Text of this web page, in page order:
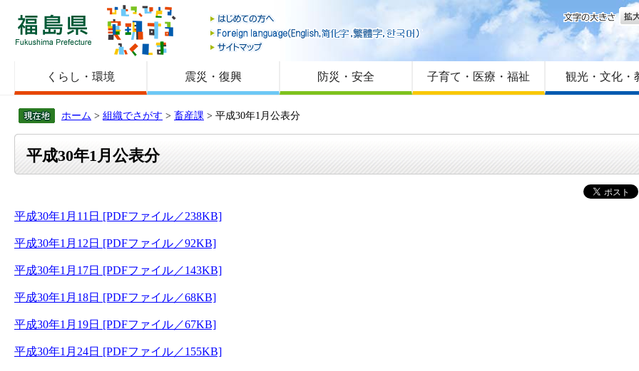
福島県
はじめての方へ
Foreign language
サイトマップ
文字
くらし・環境 震災・復興 防災・安全 子育て・医療・福祉 観光・文化・
ホーム > 組織でさがす > 畜産課 > 平成30年1月公表分
平成30年1月公表分
平成30年1月11日 [PDFファイル／238KB]
平成30年1月12日 [PDFファイル／92KB]
平成30年1月17日 [PDFファイル／143KB]
平成30年1月18日 [PDFファイル／68KB]
平成30年1月19日 [PDFファイル／67KB]
平成30年1月24日 [PDFファイル／155KB]